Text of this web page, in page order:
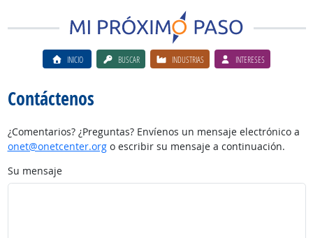
INICIO BUSCAR INDUSTRIAS INTERESES
Contáctenos
¿Comentarios? ¿Preguntas? Envíenos un mensaje electrónico a
onet@onetcenter.orgo escribir su mensaje a continuación.
Su mensaje